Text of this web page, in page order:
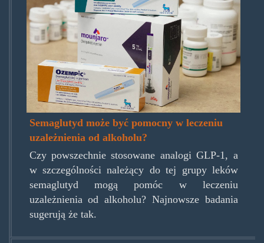
Semaglutyd może być pomocny w leczeniu
uzależnienia od alkoholu?
Czy powszechnie stosowane analogi GLP-1, a
w szczególności należący do tej grupy leków
semaglutyd mogą pomóc w leczeniu
uzależnienia od alkoholu? Najnowsze badania
sugerują że tak.